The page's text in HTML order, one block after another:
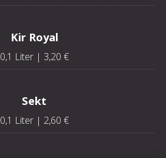
Kir Royal
0,1 Liter | 3,20 €
Sekt
0,1 Liter | 2,60 €